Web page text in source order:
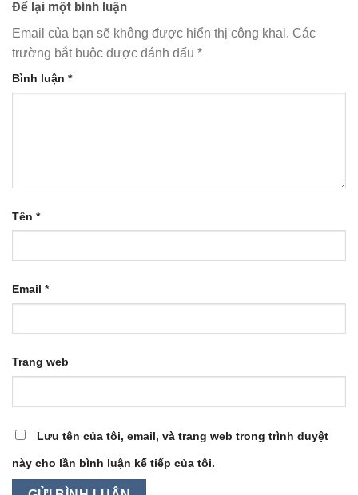
Để lại một bình luận
Email của bạn sẽ không được hiển thị công khai. Các
trường bắt buộc được đánh dấu *
Bình luận *
Tên *
Email *
Trang web
Lưu tên của tôi, email, và trang web trong trình duyệt
này cho lần bình luận kế tiếp của tôi.